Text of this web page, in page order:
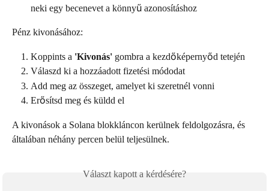
neki egy becenevet a könnyű azonosításhoz
Pénz kivonásához:
Koppints a 'Kivonás' gombra a kezdőképernyőd tetején
Válaszd ki a hozzáadott fizetési módodat
Add meg az összeget, amelyet ki szeretnél vonni
Erősítsd meg és küldd el
A kivonások a Solana blokkláncon kerülnek feldolgozásra, és
általában néhány percen belül teljesülnek.
Választ kapott a kérdésére?